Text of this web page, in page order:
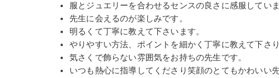
服とジュエリーを合わせるセンスの良さに感服していま
先生に会えるのが楽しみです。
明るくて丁寧に教えて下さいます。
やりやすい方法、ポイントを細かく丁寧に教えて下さ
気さくで飾らない雰囲気をお持ちの先生です。
いつも熱心に指導してくださり笑顔のとてもかわいい先